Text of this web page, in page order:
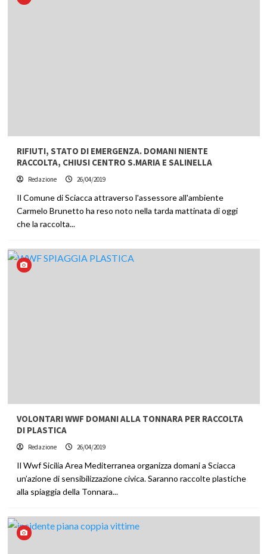
RIFIUTI, STATO DI EMERGENZA. DOMANI NIENTE
RACCOLTA, CHIUSI CENTRO S.MARIA E SALINELLA
Redazione 26/04/2019
Il Comune di Sciacca attraverso l'assessore all'ambiente
Carmelo Brunetto ha reso noto nella tarda mattinata di oggi
che la raccolta...
VOLONTARI WWF DOMANI ALLA TONNARA PER RACCOLTA
DI PLASTICA
Redazione 26/04/2019
Il Wwf Sicilia Area Mediterranea organizza domani a Sciacca
un’azione di sensibilizzazione civica. Saranno raccolte plastiche
alla spiaggia della Tonnara...